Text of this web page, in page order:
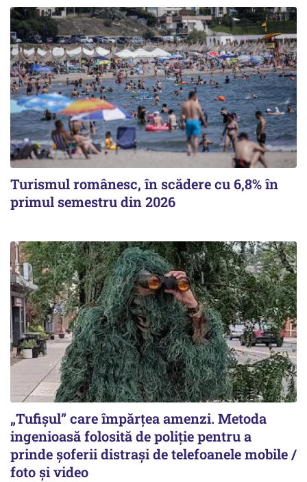
Turismul românesc, în scădere cu 6,8% în
primul semestru din 2026
„Tufișul” care împărțea amenzi. Metoda
ingenioasă folosită de poliție pentru a
prinde șoferii distrași de telefoanele mobile /
foto și video